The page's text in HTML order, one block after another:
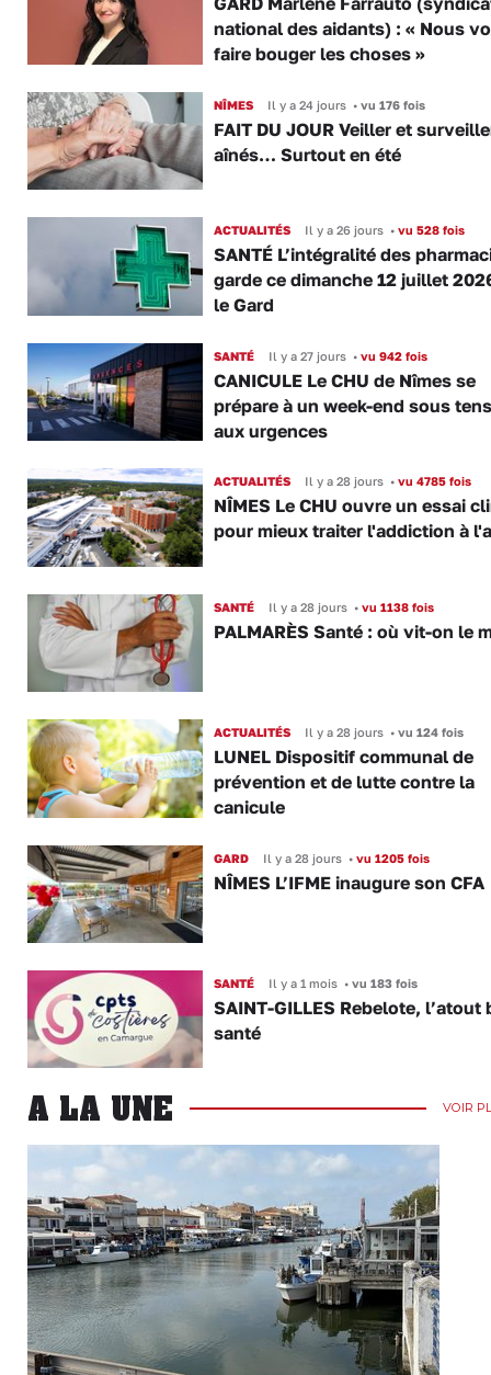
national des aidants) : « Nous
faire bouger les choses »
NÎMES Il y a 24 jours •vu 176 fois
FAIT DU JOUR Veiller et
aînés… Surtout en été
ACTUALITÉS Il y a 26 jours •vu 528 fois
SANTÉ L’intégralité des
garde ce dimanche 12 juillet
le Gard
SANTÉ Il y a 27 jours •vu 942 fois
CANICULE Le CHU de Nîmes se
prépare à un week-end sous
aux urgences
ACTUALITÉS Il y a 28 jours •vu 4785 fois
NÎMES Le CHU ouvre un essai
pour mieux traiter l'addiction à
SANTÉ Il y a 28 jours •vu 1138 fois
PALMARÈS Santé : où vit-on le
ACTUALITÉS Il y a 28 jours •vu 124 fois
LUNEL Dispositif communal de
prévention et de lutte contre la
canicule
GARD Il y a 28 jours •vu 1205 fois
NÎMES L’IFME inaugure son CFA
SANTÉ Il y a 1 mois •vu 183 fois
SAINT-GILLES Rebelote, l’atout
santé
A LA UNE VOIR